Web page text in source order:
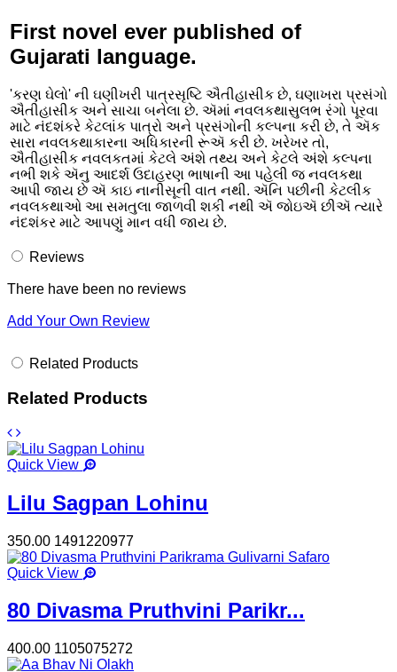
First novel ever published of
Gujarati language.
'કરણ ઘેલો' ની ઘણીખરી પાત્રસૃષ્ટિ ઐતીહાસીક છે, ઘણાખરા પ્રસંગો
ઐતીહાસીક અને સાચા બનેલા છે. ઍમાં નવલકથાસુલભ રંગો પૂરવા
માટે નંદશંકરે કેટલાંક પાત્રો અને પ્રસંગોની કલ્પના કરી છે, તે ઍક
સારા નવલકથાકારના અધિકારની રૂઍ કરી છે. ખરેખર તો,
ઐતીહાસીક નવલકતમાં કેટલે અંશે તથ્ય અને કેટલે અંશે કલ્પના
નભી શકે ઍનુ આદર્શ ઉદાહરણ ભાષાની આ પહેલી જ નવલકથા
આપી જાય છે ઍ કાઇ નાનીસૂની વાત નથી. ઍનિ પછીની કેટલીક
નવલકથાઓ આ સમતુલા જાળવી શકી નથી ઍ જોઇઍ છીઍ ત્યારે
નંદશંકર માટે આપણું માન વધી જાય છે.
Reviews
There have been no reviews
Add Your Own Review
Related Products
Related Products
Quick View
Lilu Sagpan Lohinu
350.00 1491220977
Quick View
80 Divasma Pruthvini Parikr...
400.00 1105075272